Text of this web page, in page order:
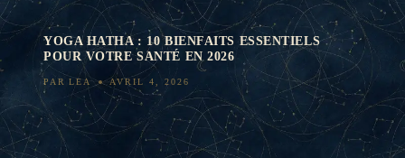
YOGA HATHA : 10 BIENFAITS ESSENTIELS
POUR VOTRE SANTÉ EN 2026
PAR LEA AVRIL 4, 2026